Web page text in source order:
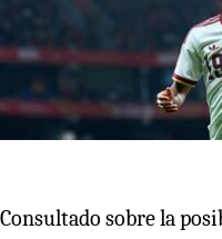
Consultado sobre la